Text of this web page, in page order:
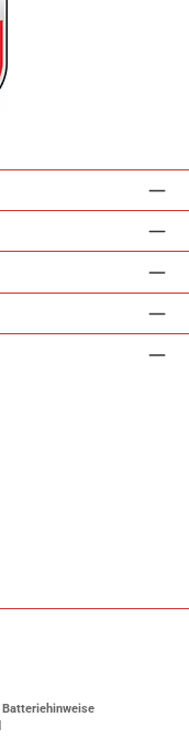
Batteriehinweise